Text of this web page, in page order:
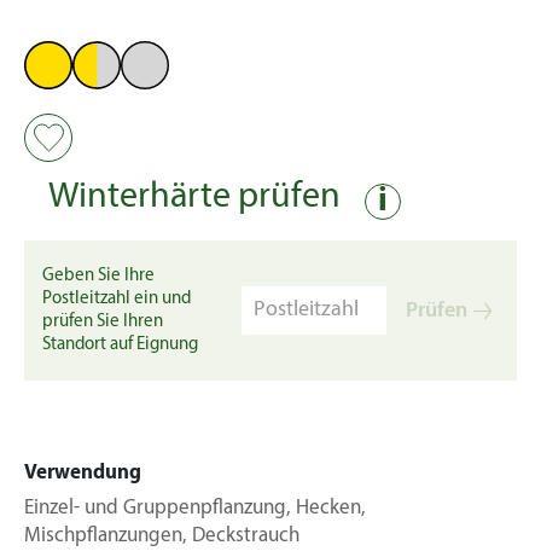
Winterhärte prüfen i
Geben Sie Ihre
Postleitzahl ein und
prüfen Sie Ihren
Standort auf Eignung
Prüfen
Verwendung
Einzel- und Gruppenpflanzung, Hecken,
Mischpflanzungen, Deckstrauch